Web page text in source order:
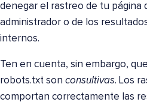
denegar el rastreo de tu página
administrador o de los
internos.
Ten en cuenta, sin embargo,
robots.txt son consultivas. Los
comportan correctamente las